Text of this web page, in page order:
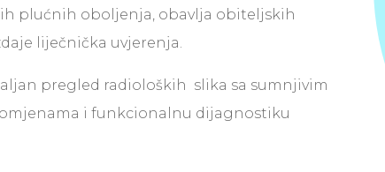
plućnih oboljenja, obavlja obiteljskih
liječnička uvjerenja.
pregled radioloških slika sa sumnjivim
i funkcionalnu dijagnostiku